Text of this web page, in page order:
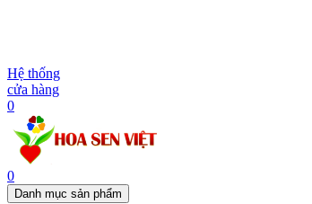
Hệ thống
cửa hàng
0
0
Danh mục sản phẩm